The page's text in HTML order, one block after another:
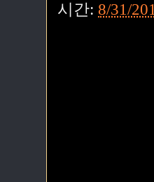
시간: 8/31/